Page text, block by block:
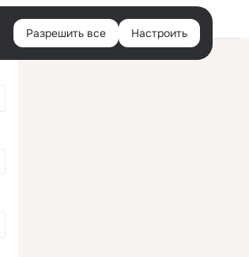
Войти
Разрешить все Настроить